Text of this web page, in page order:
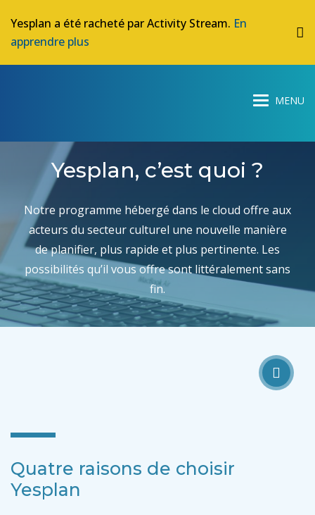
Yesplan a été racheté par Activity Stream. En
apprendre plus
Yesplan, c’est quoi ?
Notre programme hébergé dans le cloud offre aux
acteurs du secteur culturel une nouvelle manière
de planifier, plus rapide et plus pertinente. Les
possibilités qu’il vous offre sont littéralement sans
fin.
Quatre raisons de choisir
Yesplan